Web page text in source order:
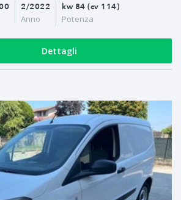
2/2022
Anno
kw 84 (cv 114)
Potenza
Dettagli